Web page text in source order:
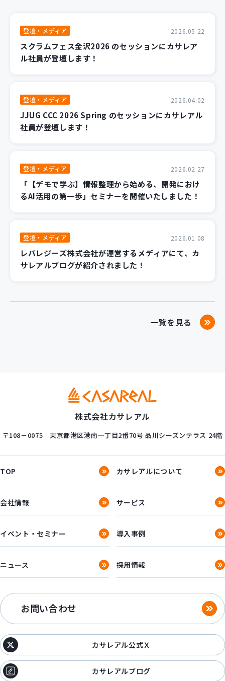
登壇・メディア 2026.05.22
スクラムフェス金沢2026 のセッションにカサレア
ル社員が登壇します！
登壇・メディア 2026.04.02
JJUG CCC 2026 Spring のセッションにカサレアル
社員が登壇します！
登壇・メディア 2026.02.27
「【デモで学ぶ】情報整理から始める、開発におけ
るAI活用の第一歩」セミナーを開催いたしました！
登壇・メディア 2026.01.08
レバレジーズ株式会社が運営するメディアにて、カ
サレアルブログが紹介されました！
一覧を見る
株式会社カサレアル
〒108－0075 東京都港区港南一丁目2番70号 品川シーズンテラス 24階
TOP カサレアルについて
会社情報 サービス
イベント・セミナー 導入事例
ニュース 採用情報
お問い合わせ
カサレアル公式Ｘ
カサレアルブログ